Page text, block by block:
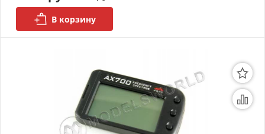
Органайзеры
Рабочая станция
Деревянные ламели
Рейки из ценных пород
В корзину